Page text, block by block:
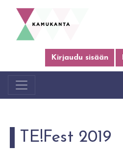
Kirjaudu sisään
TE!Fest 2019